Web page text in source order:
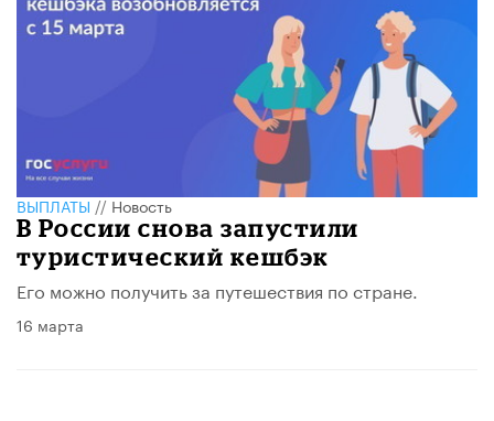
ВЫПЛАТЫ//Новость
В России снова запустили
туристический кешбэк
Его можно получить за путешествия по стране.
16 марта